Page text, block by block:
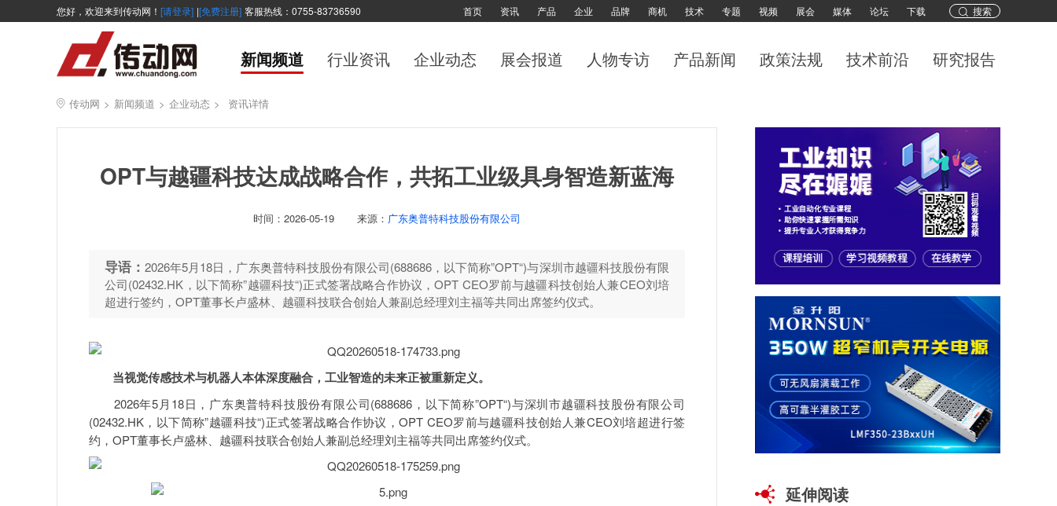
您好，欢迎来到传动网！ [请登录] |[免费注册] 客服热线：0755-83736590 搜索
首页 资讯 产品 企业 品牌 商机 技术 专题 视频 展会 媒体 论坛 下载
新闻频道 行业资讯 企业动态 展会报道 人物专访 产品新闻 政策法规 技术前沿 研究报告
传动网 > 新闻频道 > 企业动态 > 资讯详情
OPT与越疆科技达成战略合作，共拓工业级具身智造新蓝海
时间： 2026-05-19 来源： 广东奥普特科技股份有限公司
导语：2026年5月18日，广东奥普特科技股份有限公司(688686，以下简称”OPT“)与深圳市越疆科技股份有限
公司(02432.HK，以下简称”越疆科技“)正式签署战略合作协议，OPT CEO罗前与越疆科技创始人兼CEO刘培
超进行签约，OPT董事长卢盛林、越疆科技联合创始人兼副总经理刘主福等共同出席签约仪式。
当视觉传感技术与机器人本体深度融合，工业智造的未来正被重新定义。
2026年5月18日，广东奥普特科技股份有限公司(688686，以下简称”OPT“)与深圳市越疆科技股份有限公司
(02432.HK，以下简称”越疆科技“)正式签署战略合作协议，OPT CEO罗前与越疆科技创始人兼CEO刘培超进行签
约，OPT董事长卢盛林、越疆科技联合创始人兼副总经理刘主福等共同出席签约仪式。
延伸阅读